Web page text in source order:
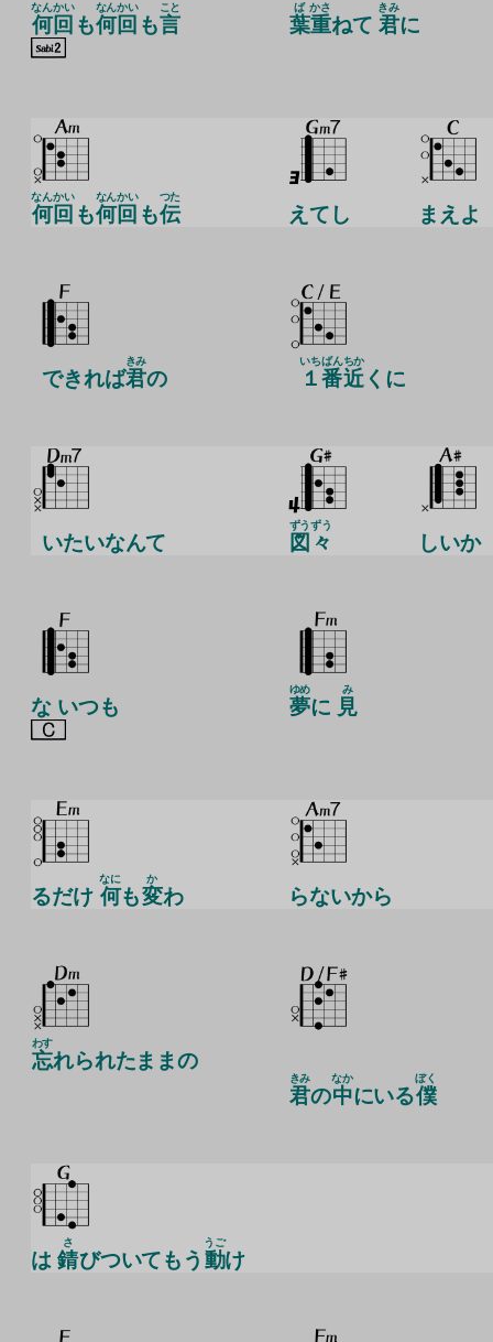
何回
なんかい
も何回
なんかい
も言
こと
葉
ば
重
かさ
ねて 君
きみ
に
何回
なんかい
も何回
なんかい
も伝
つた
えてし まえよ
できれば君
きみ
の １番
いちばん
近
ちか
くに
いたいなんて 図
ずう
々
ずう
しいか
な いつも 夢
ゆめ
に 見
み
るだけ 何
なに
も変
か
わ らないから
忘
わす
れられたままの
君
きみ
の中
なか
にいる僕
ぼく
は錆
さ
びついてもう 動
うご
け